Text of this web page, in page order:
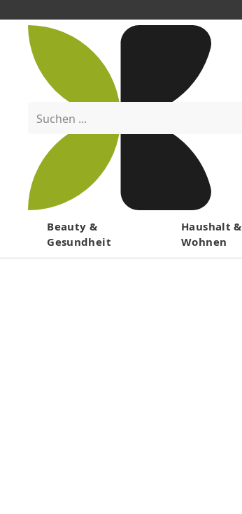
Menü
Suchen ...
Beauty &
Gesundheit
Haushalt &
Wohnen